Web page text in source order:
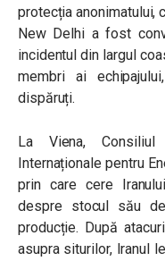
protecția anonimatului,
New Delhi a fost
incidentul din largul
membri ai
dispăruți.
La Viena,
Internaționale pentru
prin care cere
despre stocul său
producție. După
asupra siturilor, Iranul